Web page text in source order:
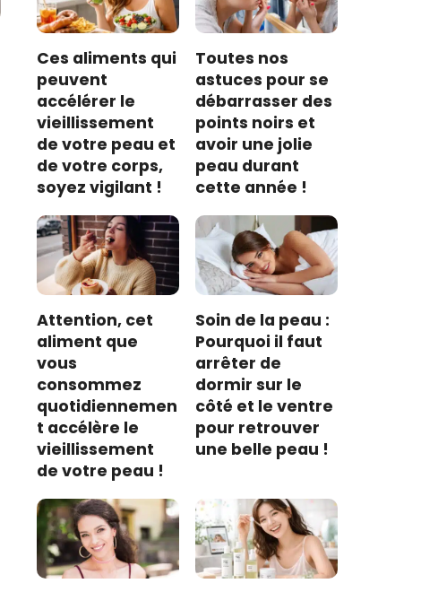
Ces aliments qui
peuvent
accélérer le
vieillissement
de votre peau et
de votre corps,
soyez vigilant !
Toutes nos
astuces pour se
débarrasser des
points noirs et
avoir une jolie
peau durant
cette année !
Attention, cet
aliment que
vous
consommez
quotidiennemen
t accélère le
vieillissement
de votre peau !
Soin de la peau :
Pourquoi il faut
arrêter de
dormir sur le
côté et le ventre
pour retrouver
une belle peau !